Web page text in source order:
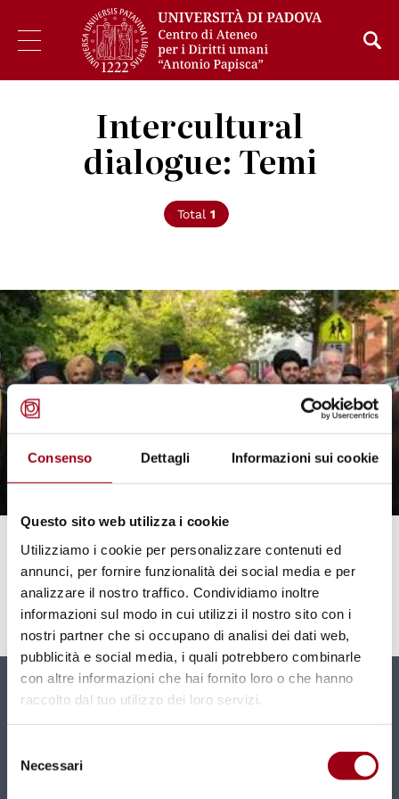
Consenso Dettagli Informazioni sui cookie
Questo sito web utilizza i cookie
Utilizziamo i cookie per personalizzare contenuti ed
annunci, per fornire funzionalità dei social media e per
analizzare il nostro traffico. Condividiamo inoltre
informazioni sul modo in cui utilizzi il nostro sito con i
nostri partner che si occupano di analisi dei dati web,
pubblicità e social media, i quali potrebbero combinarle
con altre informazioni che hai fornito loro o che hanno
raccolto dal tuo utilizzo dei loro servizi.
delNecessari
Intercultural
dialogue: Temi
Total 1
© UCAN Spirituality
RELIGIONS
Interreligious Dialogue
01.01.2024
Newsletter